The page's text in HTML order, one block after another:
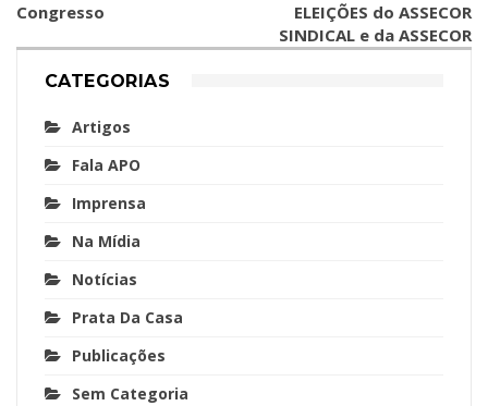
Congresso
ELEIÇÕES do ASSECOR
SINDICAL e da ASSECOR
CATEGORIAS
Artigos
Fala APO
Imprensa
Na Mídia
Notícias
Prata Da Casa
Publicações
Sem Categoria